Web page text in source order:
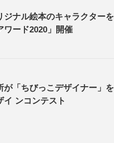
ジナル絵本のキャラクターを
ワード2020」開催
が「ちびっこデザイナー」を
イ ンコンテスト